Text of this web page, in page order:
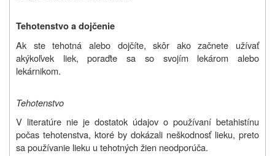
Tehotenstvo a dojčenie
Ak ste tehotná alebo dojčíte, skôr ako začnete užívať
akýkoľvek liek, poraďte sa so svojím lekárom alebo
lekárnikom.
Tehotenstvo
V literatúre nie je dostatok údajov o používaní betahistínu
počas tehotenstva, ktoré by dokázali neškodnosť lieku, preto
sa používanie lieku u tehotných žien neodporúča.